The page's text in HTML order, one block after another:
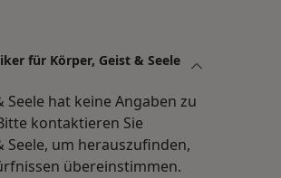
für Körper, Geist & Seele
hat keine Angaben zu
kontaktieren Sie
um herauszufinden,
übereinstimmen.